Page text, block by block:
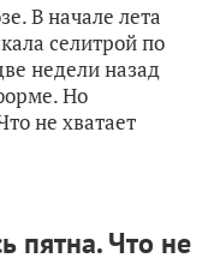
В начале лета
селитрой по
недели назад
Но
не хватает
пятна. Что не